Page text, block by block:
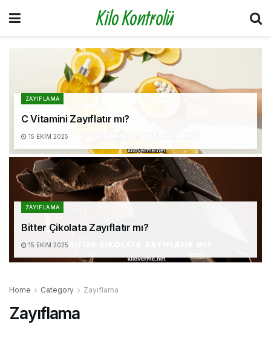
Kilo Kontrolü
ZAYIFLAMA
C Vitamini Zayıflatır mı?
15 EKIM 2025
ZAYIFLAMA
Bitter Çikolata Zayıflatır mı?
15 EKIM 2025
Home Category Zayıflama
Zayıflama